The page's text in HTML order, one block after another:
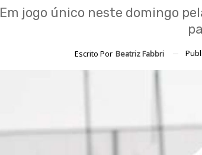
Em jogo único neste domingo
Escrito Por Beatriz Fabbri